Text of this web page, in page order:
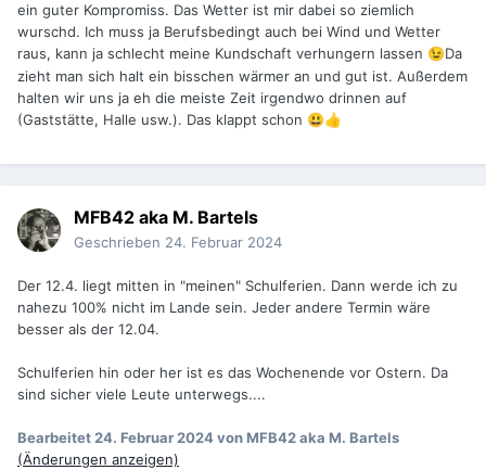
ein guter Kompromiss. Das Wetter ist mir dabei so ziemlich
wurschd. Ich muss ja Berufsbedingt auch bei Wind und Wetter
raus, kann ja schlecht meine Kundschaft verhungern lassen 😉Da
zieht man sich halt ein bisschen wärmer an und gut ist. Außerdem
halten wir uns ja eh die meiste Zeit irgendwo drinnen auf
(Gaststätte, Halle usw.). Das klappt schon 😃👍
MFB42 aka M. Bartels
Geschrieben 24. Februar 2024
Der 12.4. liegt mitten in "meinen" Schulferien. Dann werde ich zu
nahezu 100% nicht im Lande sein. Jeder andere Termin wäre
besser als der 12.04.
Schulferien hin oder her ist es das Wochenende vor Ostern. Da
sind sicher viele Leute unterwegs....
Bearbeitet24. Februar 2024von MFB42 aka M. Bartels
(Änderungen anzeigen)